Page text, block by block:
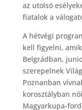
az utolsó
fiatalok a
A hétvégi
kell figyelni,
Belgrádban,
szerepelnek
Poznanban
korosztályban
Magyarkupa-